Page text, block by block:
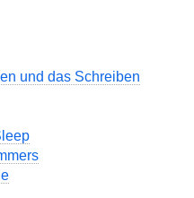
und das Schreiben